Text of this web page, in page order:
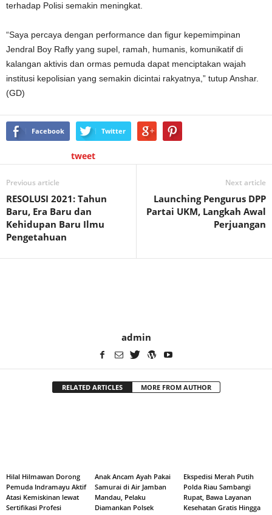
terhadap Polisi semakin meningkat.
“Saya percaya dengan performance dan figur kepemimpinan
Jendral Boy Rafly yang supel, ramah, humanis, komunikatif di
kalangan aktivis dan ormas pemuda dapat menciptakan wajah
institusi kepolisian yang semakin dicintai rakyatnya,” tutup Anshar.
(GD)
Facebook Twitter
tweet
Previous article
RESOLUSI 2021: Tahun
Baru, Era Baru dan
Kehidupan Baru Ilmu
Pengetahuan
Next article
Launching Pengurus DPP
Partai UKM, Langkah Awal
Perjuangan
admin
RELATED ARTICLES MORE FROM AUTHOR
Hilal Hilmawan Dorong
Pemuda Indramayu Aktif
Atasi Kemiskinan lewat
Sertifikasi Profesi
Anak Ancam Ayah Pakai
Samurai di Air Jamban
Mandau, Pelaku
Diamankan Polsek
Ekspedisi Merah Putih
Polda Riau Sambangi
Rupat, Bawa Layanan
Kesehatan Gratis Hingga